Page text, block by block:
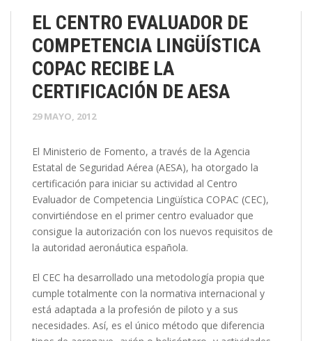
EL CENTRO EVALUADOR DE
COMPETENCIA LINGÜÍSTICA
COPAC RECIBE LA
CERTIFICACIÓN DE AESA
29 MAYO, 2012
El Ministerio de Fomento, a través de la Agencia
Estatal de Seguridad Aérea (AESA), ha otorgado la
certificación para iniciar su actividad al Centro
Evaluador de Competencia Lingüística COPAC (CEC),
convirtiéndose en el primer centro evaluador que
consigue la autorización con los nuevos requisitos de
la autoridad aeronáutica española.
El CEC ha desarrollado una metodología propia que
cumple totalmente con la normativa internacional y
está adaptada a la profesión de piloto y a sus
necesidades. Así, es el único método que diferencia